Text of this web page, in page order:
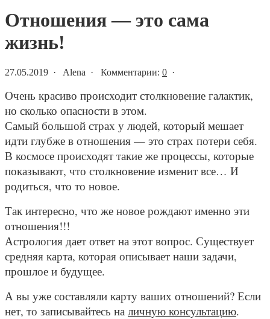
Отношения — это сама
жизнь!
27.05.2019 · Alena · Комментарии: 0 ·
Очень красиво происходит столкновение галактик,
но сколько опасности в этом.
Самый большой страх у людей, который мешает
идти глубже в отношения — это страх потери себя.
В космосе происходят такие же процессы, которые
показывают, что столкновение изменит все… И
родиться, что то новое.
Так интересно, что же новое рождают именно эти
отношения!!!
Астрология дает ответ на этот вопрос. Существует
средняя карта, которая описывает наши задачи,
прошлое и будущее.
А вы уже составляли карту ваших отношений? Если
нет, то записывайтесь на личную консультацию.